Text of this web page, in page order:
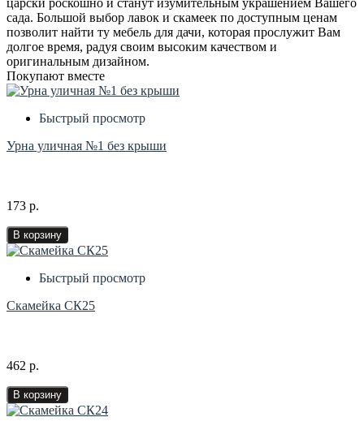
царски роскошно и станут изумительным украшением Вашего
сада. Большой выбор лавок и скамеек по доступным ценам
позволит найти ту мебель для дачи, которая прослужит Вам
долгое время, радуя своим высоким качеством и
оригинальным дизайном.
Покупают вместе
Быстрый просмотр
Урна уличная №1 без крыши
173 р.
В корзину
Быстрый просмотр
Скамейка СК25
462 р.
В корзину